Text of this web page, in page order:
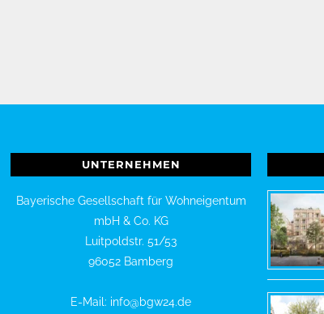
UNTERNEHMEN
Bayerische Gesellschaft für Wohneigentum
mbH & Co. KG
Luitpoldstr. 51/53
96052 Bamberg
E-Mail: info@bgw24.de